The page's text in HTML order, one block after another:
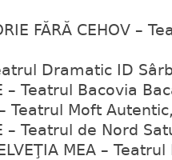
FĂRĂ CEHOV –
Dramatic ID
– Teatrul Bacovia
Teatrul Moft
– Teatrul de Nord
MEA –